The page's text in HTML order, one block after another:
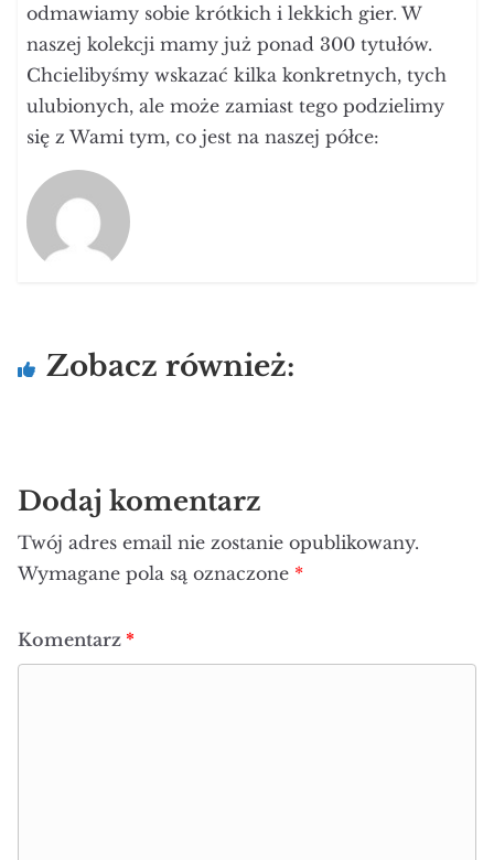
odmawiamy sobie krótkich i lekkich gier. W
naszej kolekcji mamy już ponad 300 tytułów.
Chcielibyśmy wskazać kilka konkretnych, tych
ulubionych, ale może zamiast tego podzielimy
się z Wami tym, co jest na naszej półce:
Zobacz również:
Dodaj komentarz
Twój adres email nie zostanie opublikowany.
Wymagane pola są oznaczone *
Komentarz *